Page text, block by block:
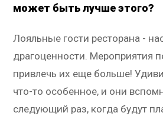
может быть лучше этого?
Лояльные гости ресторана -
драгоценности. Мероприятия
привлечь их еще больше!
что-то особенное, и они
следующий раз, когда будут